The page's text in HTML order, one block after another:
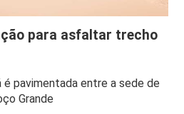
para asfaltar trecho
pavimentada entre a sede de
Grande